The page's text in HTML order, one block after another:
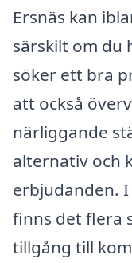
Ersnäs kan
särskilt om du
söker ett bra
att också
närliggande
alternativ och
erbjudanden.
finns det flera
tillgång till